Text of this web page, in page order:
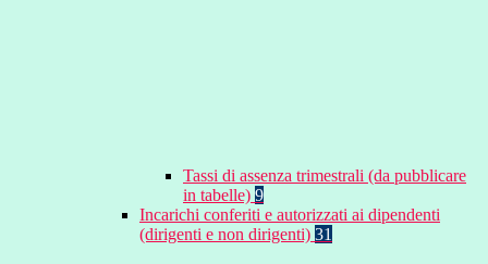
Tassi di assenza trimestrali (da pubblicare
in tabelle) 9
Incarichi conferiti e autorizzati ai dipendenti
(dirigenti e non dirigenti) 31